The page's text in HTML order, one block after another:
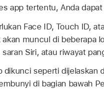
app tertentu, Anda
Face ID, Touch ID,
muncul di beberapa
Siri, atau riwayat
dikunci seperti dijelaskan
di bagian bawah